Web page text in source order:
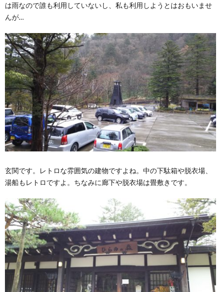
は雨なので誰も利用していないし、私も利用しようとはおもいませ
んが…
玄関です。レトロな雰囲気の建物ですよね。中の下駄箱や脱衣場、
湯船もレトロですよ。ちなみに廊下や脱衣場は畳敷きです。